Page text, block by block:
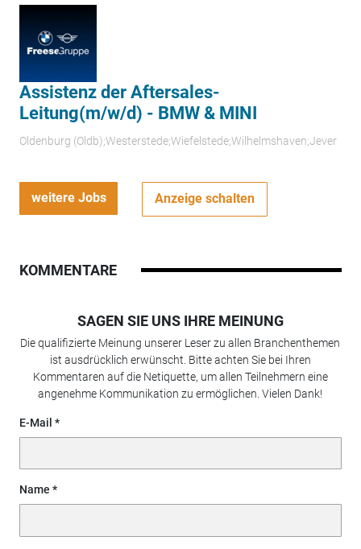
Assistenz der Aftersales-
Leitung(m/w/d) - BMW & MINI
Oldenburg (Oldb);Westerstede;Wiefelstede;Wilhelmshaven;Jever
weitere Jobs Anzeige schalten
KOMMENTARE
SAGEN SIE UNS IHRE MEINUNG
Die qualifizierte Meinung unserer Leser zu allen Branchenthemen
ist ausdrücklich erwünscht. Bitte achten Sie bei Ihren
Kommentaren auf die Netiquette, um allen Teilnehmern eine
angenehme Kommunikation zu ermöglichen. Vielen Dank!
E-Mail
Name